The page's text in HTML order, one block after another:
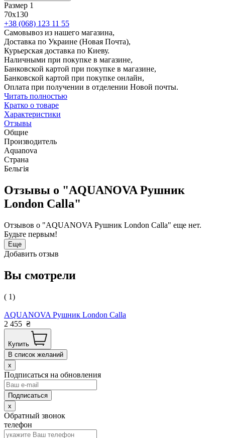
Размер 1
70x130
+38 (068) 123 11 55
Самовывоз из нашего магазина,
Доставка по Украине (Новая Почта),
Курьерская доставка по Киеву.
Наличными при покупке в магазине,
Банковской картой при покупке в магазине,
Банковской картой при покупке онлайн,
Оплата при получении в отделении Новой почты.
Читать полностью
Кратко о товаре
Характеристики
Отзывы
Общие
Производитель
Aquanova
Страна
Бельгія
Отзывы о "AQUANOVA Рушник
London Calla"
Отзывов о "AQUANOVA Рушник London Calla" еще нет.
Будьте первым!
Еще
Добавить отзыв
Вы смотрели
( 1)
AQUANOVA Рушник London Calla
2 455 ₴
Купить
В список желаний
x
Подписаться на обновления
x
Обратный звонок
телефон